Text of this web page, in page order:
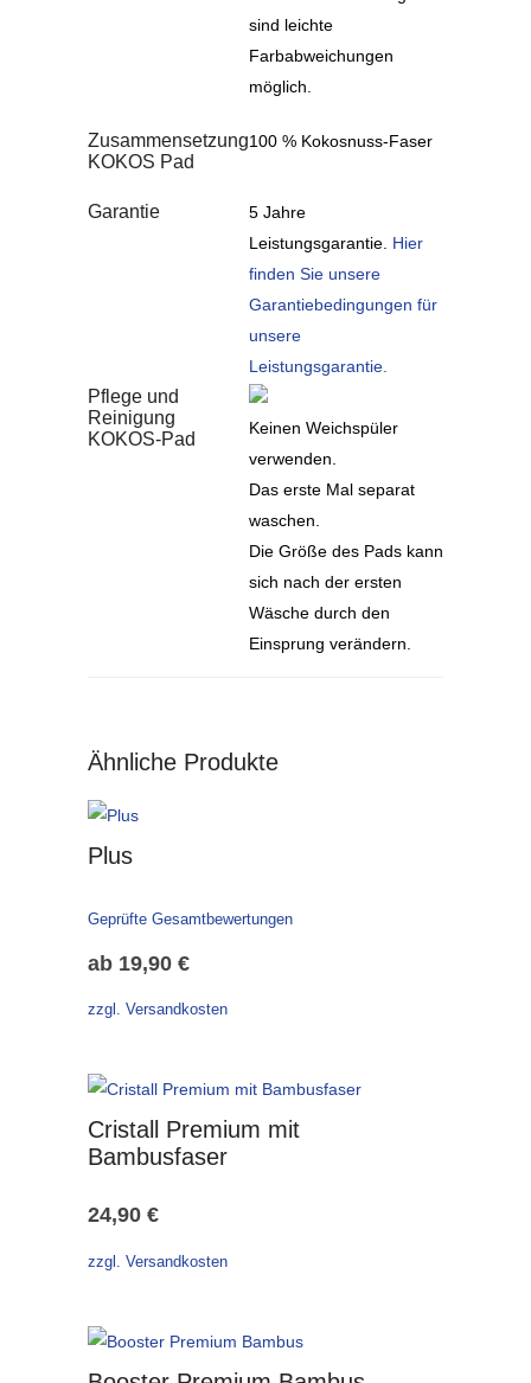
sind leichte
Farbabweichungen
möglich.
Zusammensetzung
KOKOS Pad
100 % Kokosnuss-Faser
Garantie
5 Jahre
Leistungsgarantie. Hier
finden Sie unsere
Garantiebedingungen für
unsere
Leistungsgarantie.
Pflege und
Reinigung
KOKOS-Pad
Keinen Weichspüler
verwenden.
Das erste Mal separat
waschen.
Die Größe des Pads kann
sich nach der ersten
Wäsche durch den
Einsprung verändern.
Ähnliche Produkte
Plus
Geprüfte Gesamtbewertungen
ab 19,90 €
zzgl. Versandkosten
Cristall Premium mit
Bambusfaser
24,90 €
zzgl. Versandkosten